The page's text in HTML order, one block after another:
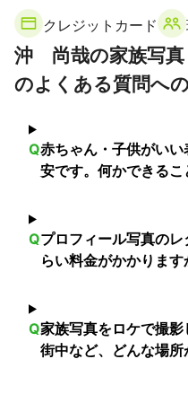
浦安市
【埼玉県】
戸田市 朝霞市 和光市
クレジットカード
沖 尚哉の家族写真
のよくある質問へ
Q赤ちゃん・子供がい
安です。何かできるこ
Qプロフィール写真の
らい料金がかかります
Q家族写真をロケで撮影
街中など、どんな場所